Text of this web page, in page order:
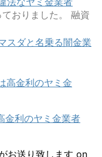
おりました。 融資
スダと名乗る闇金業
高金利のヤミ金
金利のヤミ金業者
お送り致します on